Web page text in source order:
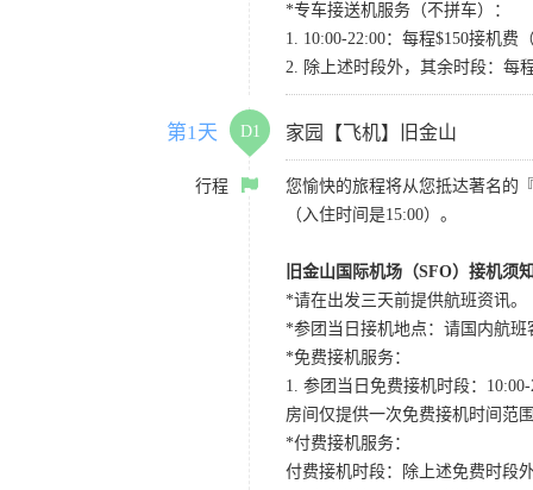
*专车接送机服务（不拼车）：
1. 10:00-22:00：每程$150接机
2. 除上述时段外，其余时段：每
第1天 D1 家园【飞机】旧金山
行程
您愉快的旅程将从您抵达著名的
（入住时间是15:00）。
旧金山国际机场（SFO）接机须
*请在出发三天前提供航班资讯。
*参团当日接机地点：请国内航班
*免费接机服务：
1. 参团当日免费接机时段：
房间仅提供一次免费接机时间范
*付费接机服务：
付费接机时段：除上述免费时段